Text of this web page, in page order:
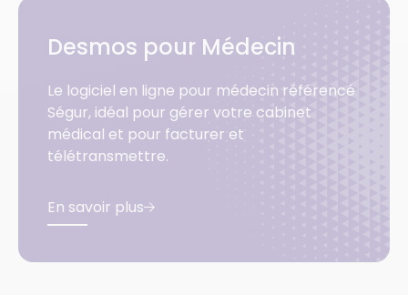
Desmos pour Médecin
Le logiciel en ligne pour médecin référencé
Ségur, idéal pour gérer votre cabinet
médical et pour facturer et
télétransmettre.
En savoir plus